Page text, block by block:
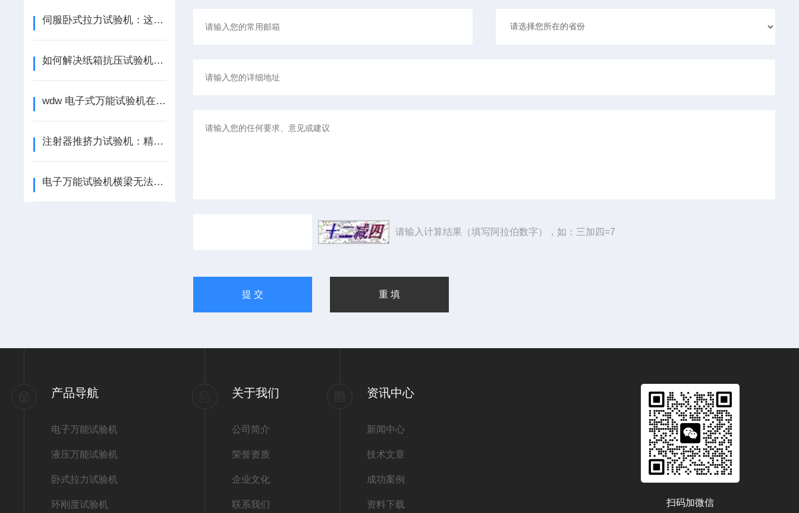
伺服卧式拉力试验机：这些试样测试，它更专业
如何解决纸箱抗压试验机的故障怎么解决
wdw 电子式万能试验机在金属材料检测中的应用
注射器推挤力试验机：精准把控医疗安全，筑牢注射器质量防线
电子万能试验机横梁无法移动是什么原因？
请输入计算结果（填写阿拉伯数字），如：三加四=7
产品导航
电子万能试验机
液压万能试验机
卧式拉力试验机
环刚度试验机
关于我们
公司简介
荣誉资质
企业文化
联系我们
资讯中心
新闻中心
技术文章
成功案例
资料下载 扫码加微信